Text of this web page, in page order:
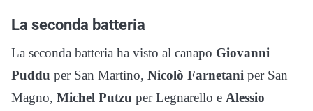
La seconda batteria
La seconda batteria ha visto al canapo Giovanni
Puddu per San Martino, Nicolò Farnetani per San
Magno, Michel Putzu per Legnarello e Alessio